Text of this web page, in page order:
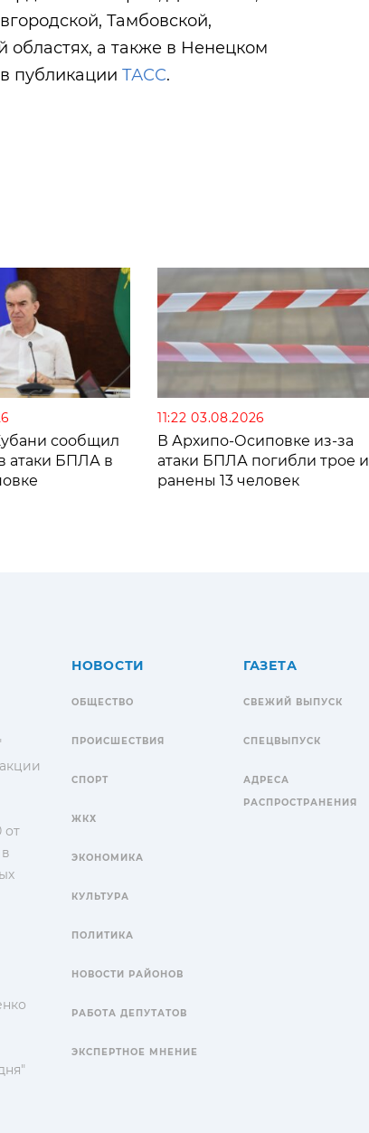
Тамбовской,
областях, а также в Ненецком
публикации ТАСС.
сообщил
атаки БПЛА в
11:22 03.08.2026
В Архипо-Осиповке из-за
атаки БПЛА погибли трое и
ранены 13 человек
от
НОВОСТИ
ОБЩЕСТВО
ПРОИСШЕСТВИЯ
СПОРТ
ЖКХ
ЭКОНОМИКА
КУЛЬТУРА
ПОЛИТИКА
НОВОСТИ РАЙОНОВ
РАБОТА ДЕПУТАТОВ
ЭКСПЕРТНОЕ МНЕНИЕ
ГАЗЕТА
СВЕЖИЙ ВЫПУСК
СПЕЦВЫПУСК
АДРЕСА
РАСПРОСТРАНЕНИЯ